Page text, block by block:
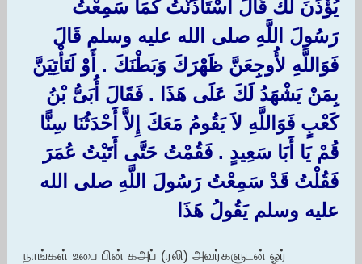
يُؤْذَنَ لَكَ قَالَ اسْتَأْذَنْتُ كَمَا سَمِعْتُ
رَسُولَ اللَّهِ صلى الله عليه وسلم قَالَ
فَوَاللَّهِ لأُوجِعَنَّ ظَهْرَكَ وَبَطْنَكَ ‏.‏ أَوْ لَتَأْتِيَنَّ
بِمَنْ يَشْهَدُ لَكَ عَلَى هَذَا ‏.‏ فَقَالَ أُبَىُّ بْنُ
كَعْبٍ فَوَاللَّهِ لاَ يَقُومُ مَعَكَ إِلاَّ أَحْدَثُنَا سِنًّا
قُمْ يَا أَبَا سَعِيدٍ ‏.‏ فَقُمْتُ حَتَّى أَتَيْتُ عُمَرَ
فَقُلْتُ قَدْ سَمِعْتُ رَسُولَ اللَّهِ صلى الله
عليه وسلم يَقُولُ هَذَا ‏
நாங்கள் உபை பின் கஅப் (ரலி) அவர்களுடன் ஓர்